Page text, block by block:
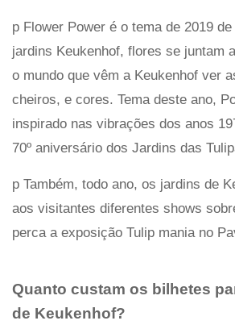
p Flower Power é o tema de 2019
jardins Keukenhof, flores se juntam
o mundo que vêm a Keukenhof ver
cheiros, e cores. Tema deste ano,
inspirado nas vibrações dos anos
70º aniversário dos Jardins das
p Também, todo ano, os jardins de
aos visitantes diferentes shows
perca a exposição Tulip mania no
Quanto custam os bilhetes
de Keukenhof?